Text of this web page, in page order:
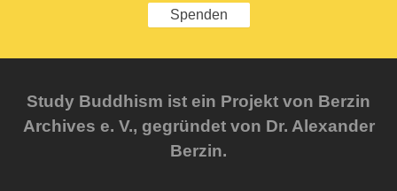
Spenden
Study Buddhism ist ein Projekt von Berzin
Archives e. V., gegründet von Dr. Alexander
Berzin.